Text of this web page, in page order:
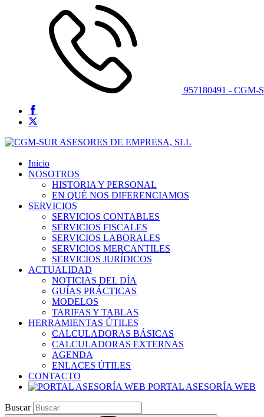
957180491 - CGM-
Inicio
NOSOTROS
HISTORIA Y PERSONAL
EN QUÉ NOS DIFERENCIAMOS
SERVICIOS
SERVICIOS CONTABLES
SERVICIOS FISCALES
SERVICIOS LABORALES
SERVICIOS MERCANTILES
SERVICIOS JURÍDICOS
ACTUALIDAD
NOTICIAS DEL DÍA
GUÍAS PRÁCTICAS
MODELOS
TARIFAS Y TABLAS
HERRAMIENTAS ÚTILES
CALCULADORAS BÁSICAS
CALCULADORAS EXTERNAS
AGENDA
ENLACES ÚTILES
CONTACTO
PORTAL ASESORÍA WEB
Buscar